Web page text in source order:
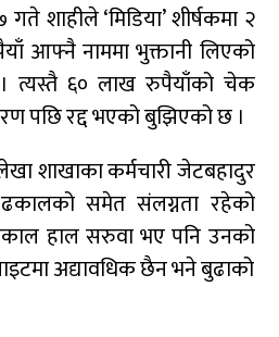
शाहीले ‘मिडिया’ शीर्षकमा २
आफ्नै नाममा भुक्तानी लिएको
त्यस्तै ६० लाख रुपैयाँको चेक
पछि रद्द भएको बुझिएको छ ।
लेखा शाखाका कर्मचारी जेटबहादुर
समेत संलग्नता रहेको
हाल सरुवा भए पनि उनको
अद्यावधिक छैन भने बुढाको